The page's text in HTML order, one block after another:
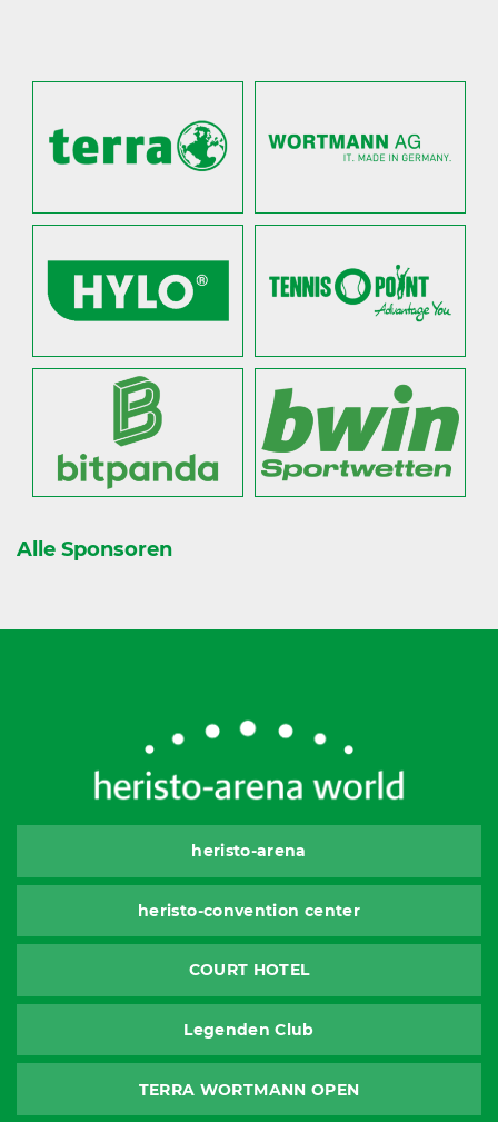
Alle Sponsoren
heristo-arena
heristo-convention center
COURT HOTEL
Legenden Club
TERRA WORTMANN OPEN